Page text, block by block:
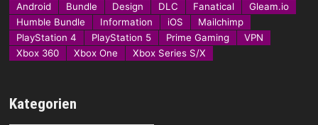
Android Bundle Design DLC Fanatical
Gleam.io
Humble Bundle
Information iOS
Mailchimp
PlayStation 4
PlayStation 5 Prime Gaming
VPN
Xbox 360
Xbox One Xbox Series S/X
Kategorien